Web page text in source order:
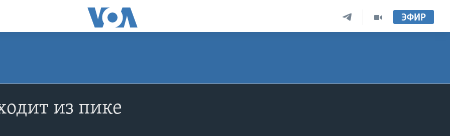
ЭФИР
из пике